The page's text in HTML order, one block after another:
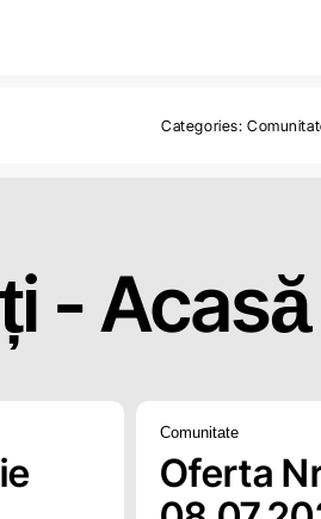
Categories:
-Acasă
Comunitate
Oferta